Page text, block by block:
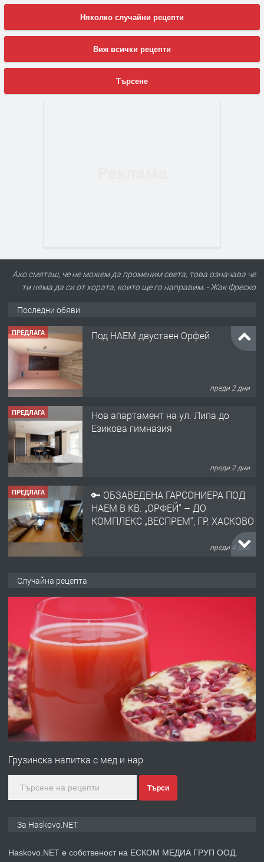
Няколко случайни рецепти
Виж всички рецепти
Търсене
Ако смяташ, че не можем да променим света, това означава че
ти няма да си от хората, които ще го направим. - Жак Фреско
Последни обяви
ПРЕДЛАГА Под НАЕМ двустаен Орфей
преди 2 дни
ПРЕДЛАГА
Нов апартамент на ул. Липа до
Езикова гимназия
преди 2 дни
ПРЕДЛАГА
🔑 ОБЗАВЕДЕНА ГАРСОНИЕРА ПОД
НАЕМ В КВ. „ОРФЕЙ“ – ДО
КОМПЛЕКС „ВЕСПРЕМ“, ГР. ХАСКОВО
преди 4 дни
АПАРТАМЕНТ В ЦЕНТЪРА НА ГР.
ХАСКОВО
ПРЕДЛАГА Давам гараж под наем
преди 5 дни
ПРЕДЛАГА
№4120 Магазин/Офис под наем в кв.
градската градина!
Случайна рецепта
Грузинска напитка с мед и нар
Търси
За Haskovo.NET
Haskovo.NET е собственост на ЕСКОМ МЕДИА ГРУП ООД.